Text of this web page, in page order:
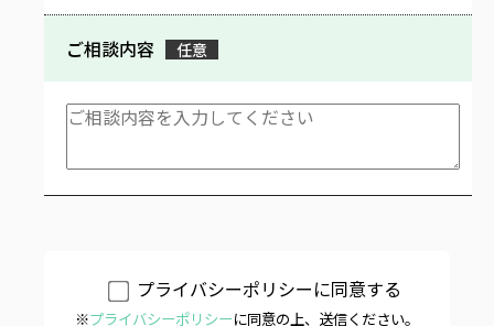
ご相談内容 任意
プライバシーポリシーに同意する
※プライバシーポリシーに同意の上、送信ください。